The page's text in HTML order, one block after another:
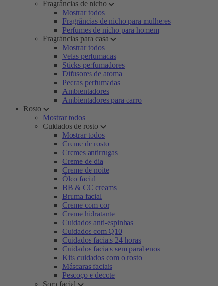
Fragrâncias de nicho
Mostrar todos
Fragrâncias de nicho para mulheres
Perfumes de nicho para homem
Fragrâncias para casa
Mostrar todos
Velas perfumadas
Sticks perfumadores
Difusores de aroma
Pedras perfumadas
Ambientadores
Ambientadores para carro
Rosto
Mostrar todos
Cuidados de rosto
Mostrar todos
Creme de rosto
Cremes antirrugas
Creme de dia
Creme de noite
Óleo facial
BB & CC creams
Bruma facial
Creme com cor
Creme hidratante
Cuidados anti-espinhas
Cuidados com Q10
Cuidados faciais 24 horas
Cuidados faciais sem parabenos
Kits cuidados com o rosto
Máscaras faciais
Pescoço e decote
Soro facial